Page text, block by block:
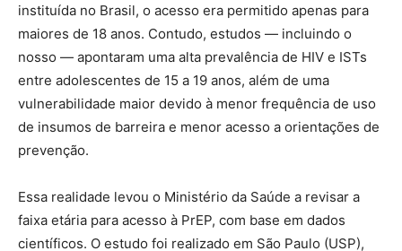
instituída no Brasil, o acesso era permitido apenas para
maiores de 18 anos. Contudo, estudos — incluindo o
nosso — apontaram uma alta prevalência de HIV e ISTs
entre adolescentes de 15 a 19 anos, além de uma
vulnerabilidade maior devido à menor frequência de uso
de insumos de barreira e menor acesso a orientações de
prevenção.
Essa realidade levou o Ministério da Saúde a revisar a
faixa etária para acesso à PrEP, com base em dados
científicos. O estudo foi realizado em São Paulo (USP),